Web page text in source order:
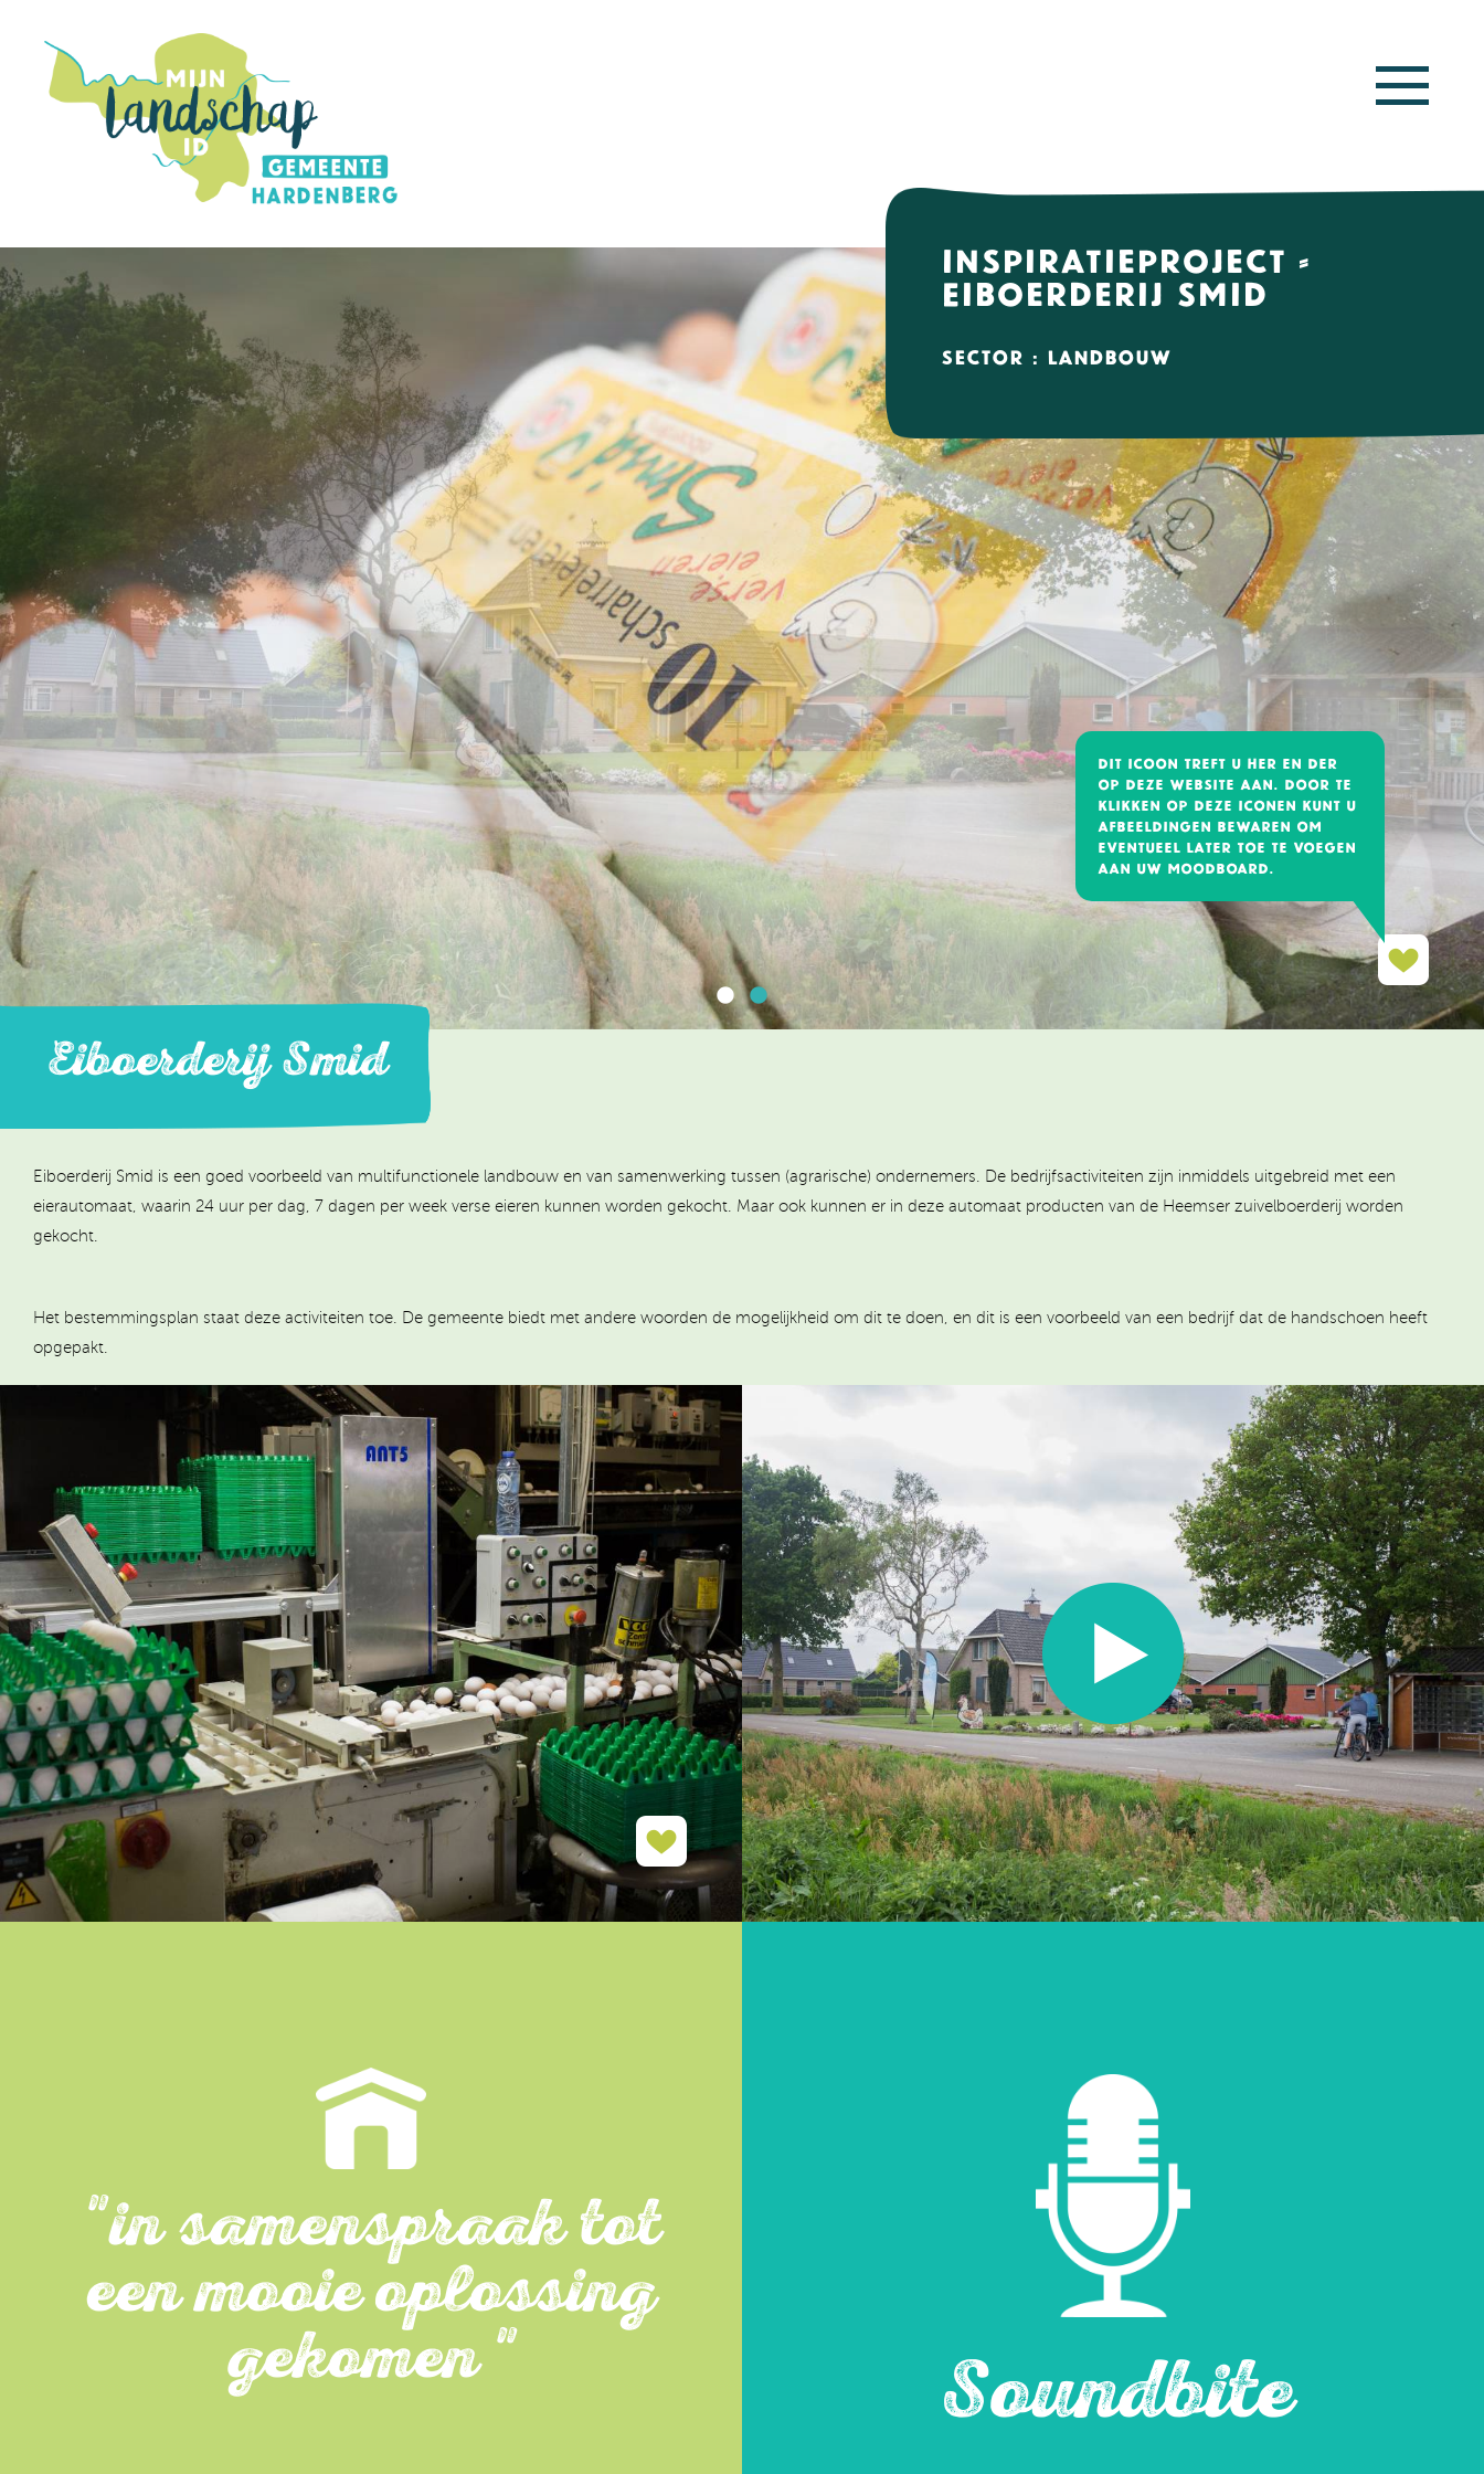
Inspiratieproject -
Eiboerderij Smid
sector : landbouw
DIT ICOON TREFT U HER EN DER
OP DEZE WEBSITE AAN. DOOR TE
KLIKKEN OP DEZE ICONEN KUNT U
AFBEELDINGEN BEWAREN OM
EVENTUEEL LATER TOE TE VOEGEN
AAN UW MOODBOARD.
Eiboerderij Smid
Eiboerderij Smid is een goed voorbeeld van multifunctionele landbouw en van samenwerking tussen (agrarische) ondernemers. De bedrijfsactiviteiten zijn inmiddels uitgebreid met een
eierautomaat, waarin 24 uur per dag, 7 dagen per week verse eieren kunnen worden gekocht. Maar ook kunnen er in deze automaat producten van de Heemser zuivelboerderij worden
gekocht.
Het bestemmingsplan staat deze activiteiten toe. De gemeente biedt met andere woorden de mogelijkheid om dit te doen, en dit is een voorbeeld van een bedrijf dat de handschoen heeft
opgepakt.
"in samenspraak tot
een mooie oplossing
gekomen " Soundbite